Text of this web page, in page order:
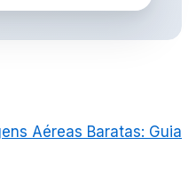
Aéreas Baratas: Guia